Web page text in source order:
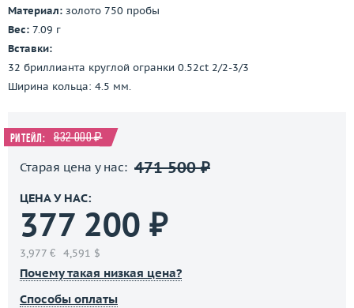
Материал: золото 750 пробы
Вес: 7.09 г
Вставки:
32 бриллианта круглой огранки 0.52ct 2/2-3/3
Ширина кольца: 4.5 мм.
Ритейл: 832 000 ₽
Старая цена у нас: 471 500 ₽
ЦЕНА У НАС:
377 200 ₽
3,977 € 4,591 $
Почему такая низкая цена?
Способы оплаты